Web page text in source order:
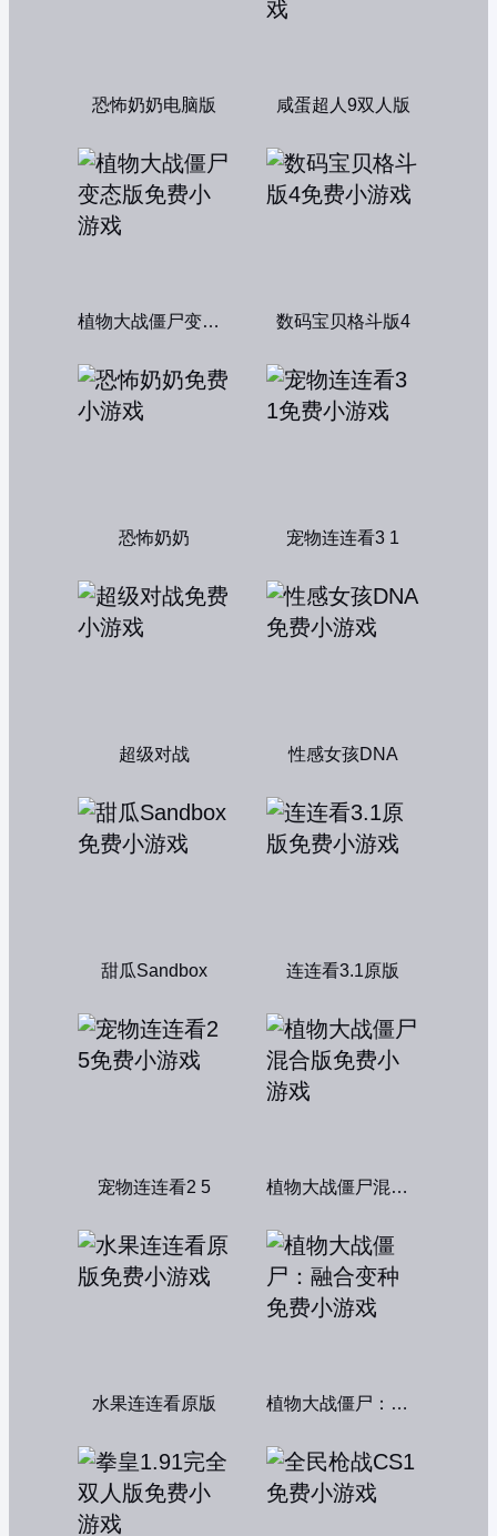
恐怖奶奶电脑版 咸蛋超人9双人版
植物大战僵尸变态版 数码宝贝格斗版4
恐怖奶奶 宠物连连看3 1
超级对战 性感女孩DNA
甜瓜Sandbox 连连看3.1原版
宠物连连看2 5 植物大战僵尸混合版
水果连连看原版 植物大战僵尸：融合变种